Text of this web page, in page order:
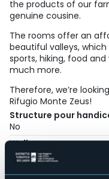
the products of our
genuine cousine.
The rooms offer an
beautiful valleys,
sports, hiking, food
much more.
Therefore, we’re
Rifugio Monte Zeus!
Structure pour
No
Wellness
No
Salles de conférences